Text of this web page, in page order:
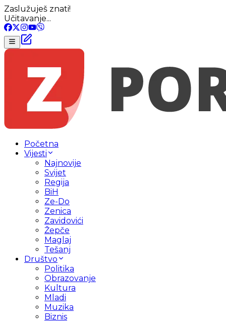
Zaslužuješ znati!
Učitavanje...
Početna
Vijesti
Najnovije
Svijet
Regija
BiH
Ze-Do
Zenica
Zavidovići
Žepče
Maglaj
Tešanj
Društvo
Politika
Obrazovanje
Kultura
Mladi
Muzika
Biznis